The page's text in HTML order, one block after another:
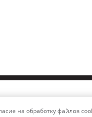
на обработку файлов